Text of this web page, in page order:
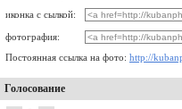
иконка с сылкой:
фотография:
Постоянная ссылка на фото: http://
Голосование